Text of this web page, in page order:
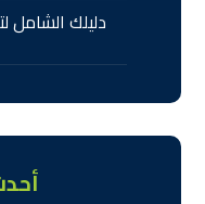
دليلك الشامل